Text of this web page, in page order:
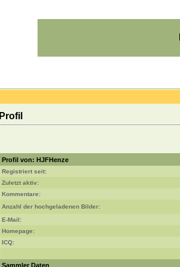
Profil
Profil von: HJFHenze
Registriert seit:
Zuletzt aktiv:
Kommentare:
Anzahl der hochgeladenen Bilder:
E-Mail:
Homepage:
ICQ:
Sammler Daten